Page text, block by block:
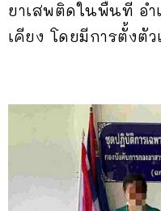
ยาเสพติดในพื้นที่ อำ
เคียง โดยมีการตั้งตั